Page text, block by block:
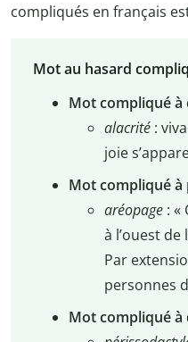
compliqués en français
Mot au hasard
Mot compliqué
alacrité:
joie
Mot compliqué
aréopage: «
à l’ouest de
Par
personnes
Mot compliqué